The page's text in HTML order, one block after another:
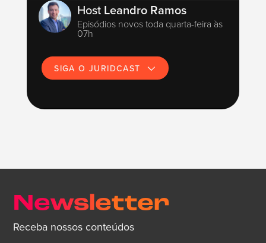
Host Leandro Ramos
Episódios novos toda quarta-feira às
07h
SIGA O JURIDCAST
Newsletter
Receba nossos conteúdos